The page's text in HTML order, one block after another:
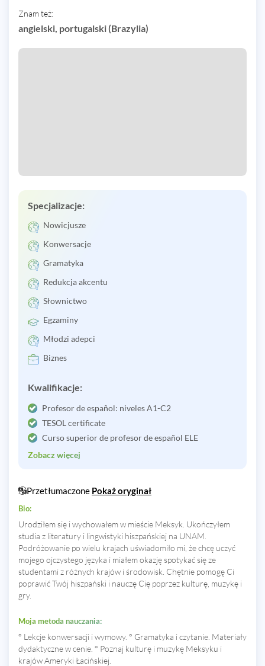
Znam też:
angielski, portugalski (Brazylia)
Specjalizacje:
Nowicjusze
Konwersacje
Gramatyka
Redukcja akcentu
Słownictwo
Egzaminy
Młodzi adepci
Biznes
Kwalifikacje:
Profesor de español: niveles A1-C2
TESOL certificate
Curso superior de profesor de español ELE
Zobacz więcej
Przetłumaczone Pokaż oryginał
Bio:
Urodziłem się i wychowałem w mieście Meksyk. Ukończyłem
studia z literatury i lingwistyki hiszpańskiej na UNAM.
Podróżowanie po wielu krajach uświadomiło mi, że chcę uczyć
mojego ojczystego języka i miałem okazję spotykać się ze
studentami z różnych krajów i środowisk. Chętnie pomogę Ci
poprawić Twój hiszpański i nauczę Cię poprzez kulturę, muzykę i
gry.
Moja metoda nauczania:
° Lekcje konwersacji i wymowy. ° Gramatyka i czytanie. Materiały
dydaktyczne w cenie. ° Poznaj kulturę i muzykę Meksyku i
krajów Ameryki Łacińskiej.